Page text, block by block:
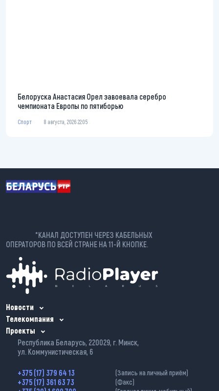
Белоруска Анастасия Орел завоевала серебро
чемпионата Европы по пятиборью
Спорт 8 августа, 2026 22:05
*КАНАЛ ДОСТУПЕН ЧЕРЕЗ КАБЕЛЬНЫХ
ОПЕРАТОРОВ ПО ВСЕЙ СТРАНЕ НА 11-Й КНОПКЕ.
Новости
Телекомпания
Проекты
Республика Беларусь, 220029, г. Минск,
ул. Коммунистическая, 6
+375 (17) 379 64 13 (Запись на личный приём)
+375 (17) 361 63 73 (Факс)